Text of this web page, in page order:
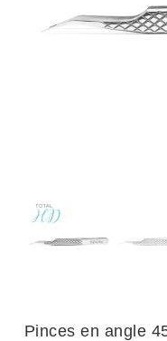
Pinces en angle